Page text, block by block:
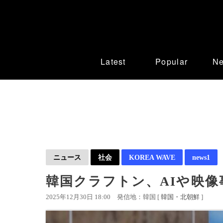
Latest Popular
ニュース 社会 KOREA WAVE news1
韓国クラフトン、AIや映
2025年12月30日 18:00 発信地：韓国 [ 韓国・北朝鮮 ]